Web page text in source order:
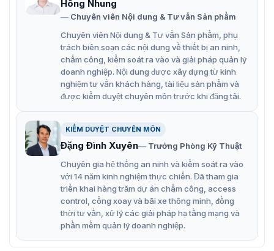
Công nghệ nén H.265+ hiệu quả
Hỗ trợ phát hiện người và phương tiện
Cảm biến ảnh CMOS quét lũy tiến 1/3″
Hình ảnh chất lượng cao với độ phân giải 4 MP
Khoảng cách ánh sáng trắng mở rộng đến 30m.
video giả mạo.
Khả năng xoay và nghiêng cho phép máy ảnh chụp
được các khu vực lớn hơn và được quan tâm
Chống ngược sáng WDR 120dB, BLC, HLC và công
nghệ 3D DNR giúp cải thiện chất lượng hình ảnh hiện
tượng chói sáng, bóng tối.
Hồng Nhung
Chuyên viên Nội dung & Tư vấn Sản phẩm
Chuyên viên Nội dung & Tư vấn Sản phẩm, phụ
trách biên soạn các nội dung về thiết bị an ninh,
chấm công, kiểm soát ra vào và giải pháp quản lý
doanh nghiệp. Nội dung được xây dựng từ kinh
nghiệm tư vấn khách hàng, tài liệu sản phẩm và
được kiểm duyệt chuyên môn trước khi đăng tải.
KIỂM DUYỆT CHUYÊN MÔN
Đặng Đình Xuyên
Trưởng Phòng Kỹ Thuật
Chuyên gia hệ thống an ninh và kiểm soát ra vào
với 14 năm kinh nghiệm thực chiến. Đã tham gia
triển khai hàng trăm dự án chấm công, access
control, cổng xoay và bãi xe thông minh, đồng
thời tư vấn, xử lý các giải pháp hạ tầng mạng và
phần mềm quản lý doanh nghiệp.